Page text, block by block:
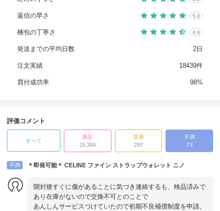
返信の早さ 5.0
梱包の丁寧さ 4.8
発送までの平均日数 2日
注文実績 18439件
買付成功率 98%
評価コメント
すべて
満足
15,384
普通
297
不満
73
不満 ＊即発可能＊ CELINE ファイン ストラップウォレット ニノ
開封後すぐに傷があることに気づき連絡するも、検品済みで
あり在庫がないので交換不可とのことで
あんしんサービスつけていたので初期不良補償制度を申請。